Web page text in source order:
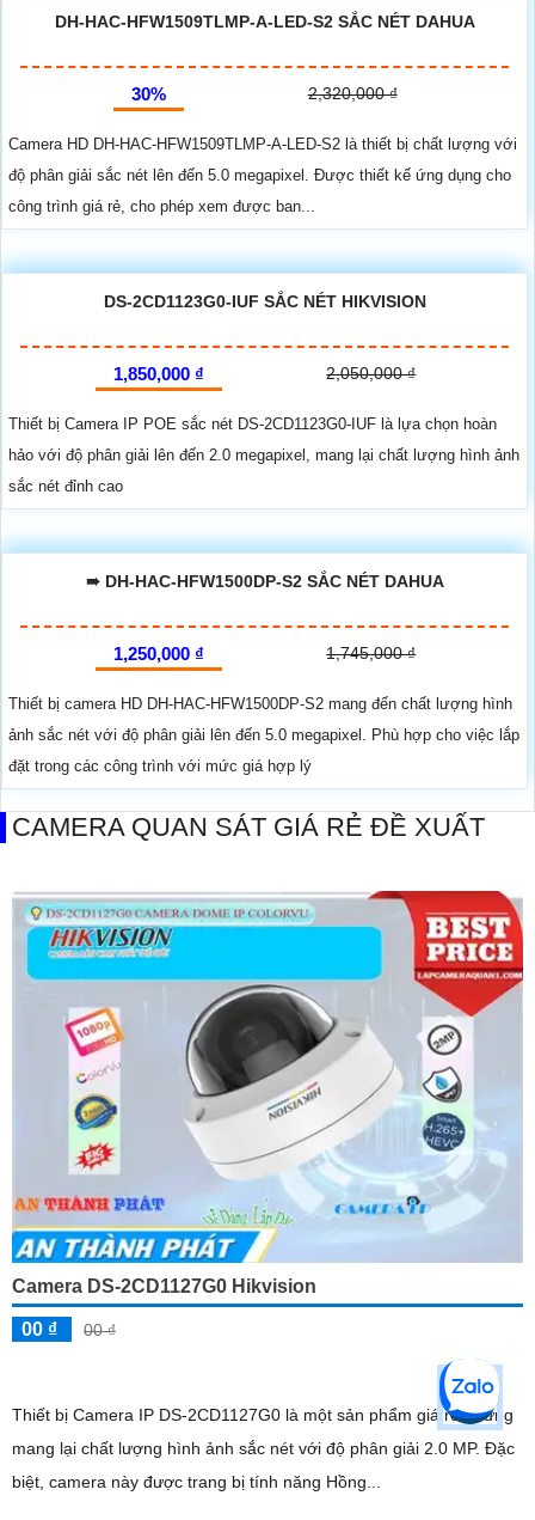
DH-HAC-HFW1509TLMP-A-LED-S2 SẮC NÉT DAHUA
30% 2,320,000 ₫
Camera HD DH-HAC-HFW1509TLMP-A-LED-S2 là thiết bị chất lượng với
độ phân giải sắc nét lên đến 5.0 megapixel. Được thiết kế ứng dụng cho
công trình giá rẻ, cho phép xem được ban...
DS-2CD1123G0-IUF SẮC NÉT HIKVISION
1,850,000 ₫ 2,050,000 ₫
Thiết bị Camera IP POE sắc nét DS-2CD1123G0-IUF là lựa chọn hoàn
hảo với độ phân giải lên đến 2.0 megapixel, mang lại chất lượng hình ảnh
sắc nét đỉnh cao
➠ DH-HAC-HFW1500DP-S2 SẮC NÉT DAHUA
1,250,000 ₫ 1,745,000 ₫
Thiết bị camera HD DH-HAC-HFW1500DP-S2 mang đến chất lượng hình
ảnh sắc nét với độ phân giải lên đến 5.0 megapixel. Phù hợp cho việc lắp
đặt trong các công trình với mức giá hợp lý
CAMERA QUAN SÁT GIÁ RẺ ĐỀ XUẤT
Camera DS-2CD1127G0 Hikvision
00 ₫ 00 ₫
Thiết bị Camera IP DS-2CD1127G0 là một sản phẩm giá rẻ nhưng
mang lại chất lượng hình ảnh sắc nét với độ phân giải 2.0 MP. Đặc
biệt, camera này được trang bị tính năng Hồng...